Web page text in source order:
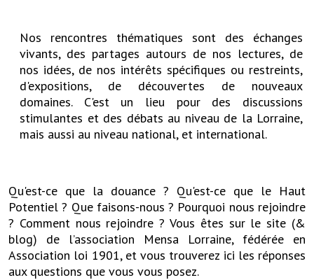
Nos rencontres thématiques sont des échanges
vivants, des partages autours de nos lectures, de
nos idées, de nos intérêts spécifiques ou restreints,
d'expositions, de découvertes de nouveaux
domaines. C'est un lieu pour des discussions
stimulantes et des débats au niveau de la Lorraine,
mais aussi au niveau national, et international.
Qu'est-ce que la douance ? Qu'est-ce que le Haut
Potentiel ? Que faisons-nous ? Pourquoi nous rejoindre
? Comment nous rejoindre ? Vous êtes sur le site (&
blog) de l’association Mensa Lorraine, fédérée en
Association loi 1901, et vous trouverez ici les réponses
aux questions que vous vous posez.